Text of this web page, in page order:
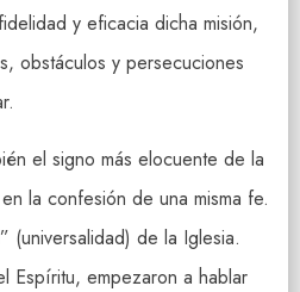
y eficacia dicha misión,
obstáculos y persecuciones
el signo más elocuente de la
la confesión de una misma fe.
(universalidad) de la Iglesia.
Espíritu, empezaron a hablar